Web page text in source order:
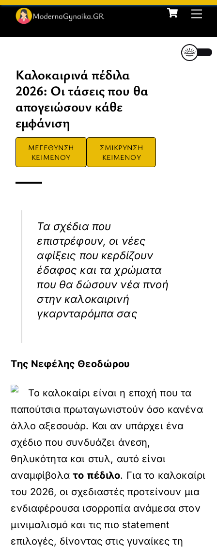
Skip
content
Cart
Καλοκαιρινά πέδιλα
2026: Οι τάσεις που θα
απογειώσουν κάθε
εμφάνιση
ΜΕΓΕΘΥΝΣΗ
ΚΕΙΜΕΝΟΥ
ΣΜΙΚΡΥΝΣΗ
ΚΕΙΜΕΝΟΥ
Τα σχέδια που
επιστρέφουν, οι νέες
αφίξεις που κερδίζουν
έδαφος και τα χρώματα
που θα δώσουν νέα πνοή
στην καλοκαιρινή
γκαρνταρόμπα σας
Της Νεφέλης Θεοδώρου
Το καλοκαίρι είναι η εποχή που τα
παπούτσια πρωταγωνιστούν όσο κανένα
άλλο αξεσουάρ. Και αν υπάρχει ένα
σχέδιο που συνδυάζει άνεση,
θηλυκότητα και στυλ, αυτό είναι
αναμφίβολατο πέδιλο. Για το καλοκαίρι
του 2026, οι σχεδιαστές προτείνουν μια
ενδιαφέρουσα ισορροπία ανάμεσα στον
μινιμαλισμό και τις πιο statement
επιλογές, δίνοντας στις γυναίκες τη